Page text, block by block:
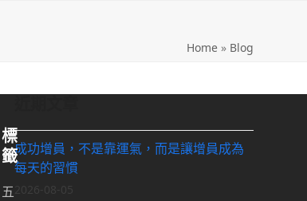
Home» Blog
成功增員，不是靠運氣，而是讓增員成為
每天的習慣
標
籤
五